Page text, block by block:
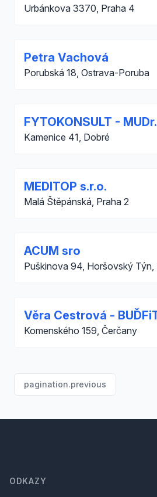
Urbánkova 3370, Praha 4
Petra Vachová
Porubská 18, Ostrava-Poruba
FYTOKONSULT -
Kamenice 41, Dobré
MEDITOP s.r.o.
Malá Štěpánská, Praha 2
ACUM sro
Puškinova 94, Horšovský Týn,
Věra Cestrová -
Komenského 159, Čerčany
pagination.previous
ODKAZY